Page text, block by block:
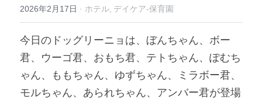
2026年2月17日 · ホテル, デイケア-保育園
今日のドッグリーニョは、ぼんちゃん、ボー
君、ウーゴ君、おもち君、テトちゃん、ぽむち
ゃん、ももちゃん、ゆずちゃん、ミラボー君、
モルちゃん、あられちゃん、アンバー君が登場